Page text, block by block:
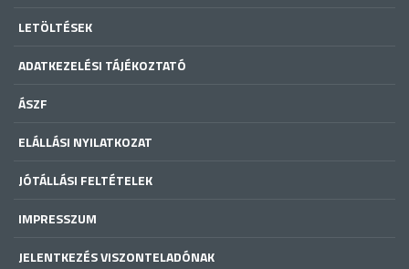
LETÖLTÉSEK
ADATKEZELÉSI TÁJÉKOZTATÓ
ÁSZF
ELÁLLÁSI NYILATKOZAT
JÓTÁLLÁSI FELTÉTELEK
IMPRESSZUM
JELENTKEZÉS VISZONTELADÓNAK